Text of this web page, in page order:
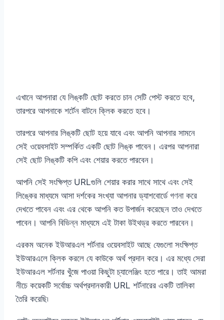
এখানে আপনারা যে লিঙ্কটি ছোট করতে চান সেটি পেস্ট করতে হবে,
তারপরে আপনাকে শর্টেন বাটনে ক্লিক করতে হবে।
তারপরে আপনার লিঙ্কটি ছোট হয়ে যাবে এবং আপনি আপনার সামনে
সেই ওয়েবসাইট সম্পর্কিত একটি ছোট লিঙ্ক পাবেন। এরপর আপনারা
সেই ছোট লিঙ্কটি কপি এবং শেয়ার করতে পারবেন।
আপনি সেই সংক্ষিপ্ত URLগুলি শেয়ার করার সাথে সাথে এবং সেই
লিঙ্কের মাধ্যমে আসা দর্শকের সংখ্যা আপনার ড্যাশবোর্ডে গণনা করে
দেখতে পাবেন এবং এর থেকে আপনি কত উপার্জন করেছেন তাও দেখতে
পাবেন। আপনি বিভিন্ন মাধ্যমে এই টাকা উইথড্র করতে পারবেন।
এরকম অনেক ইউআরএল শর্টনার ওয়েবসাইট আছে যেগুলো সংক্ষিপ্ত
ইউআরএলে ক্লিক করলে যে কাউকে অর্থ প্রদান করে। এর মধ্যে সেরা
ইউআরএল শর্টনার খুঁজে পাওয়া কিছুটা চ্যালেঞ্জিং হতে পারে। তাই আমরা
নীচে কয়েকটি সর্বোচ্চ অর্থপ্রদানকারী URL শর্টনারের একটি তালিকা
তৈরি করেছি৷